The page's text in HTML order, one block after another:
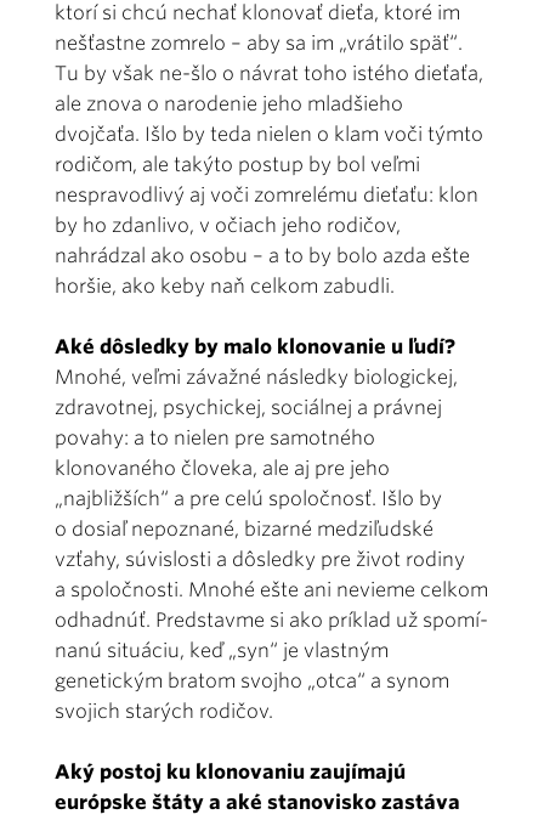
ktorí si chcú nechať klonovať dieťa, ktoré im
nešťastne zomrelo – aby sa im „vrátilo späť“.
Tu by však ne-šlo o návrat toho istého dieťaťa,
ale znova o narodenie jeho mladšieho
dvojčaťa. Išlo by teda nielen o klam voči týmto
rodičom, ale takýto postup by bol veľmi
nespravodlivý aj voči zomrelému dieťaťu: klon
by ho zdanlivo, v očiach jeho rodičov,
nahrádzal ako osobu – a to by bolo azda ešte
horšie, ako keby naň celkom zabudli.
Aké dôsledky by malo klonovanie u ľudí?
Mnohé, veľmi závažné následky biologickej,
zdravotnej, psychickej, sociálnej a právnej
povahy: a to nie­len pre samotného
klonovaného človeka, ale aj pre jeho
„najbližších“ a pre celú spoločnosť. Išlo by
o dosiaľ nepoznané, bizarné medziľudské
vzťahy, súvislosti a dôsledky pre život rodiny
a spoločnosti. Mnohé ešte ani nevieme celkom
odhadnúť. Predstavme si ako príklad už spomí­
nanú situáciu, keď „syn“ je vlastným
genetickým bratom svojho „otca“ a synom
svojich starých rodičov.
Aký postoj ku klonovaniu zaujímajú
európske štáty a aké stanovisko zastáva